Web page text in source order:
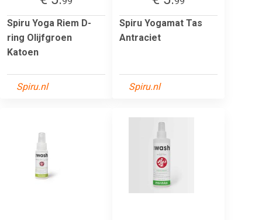
Spiru Yoga Riem D-
ring Olijfgroen
Katoen
Spiru.nl
Spiru Yogamat Tas
Antraciet
Spiru.nl